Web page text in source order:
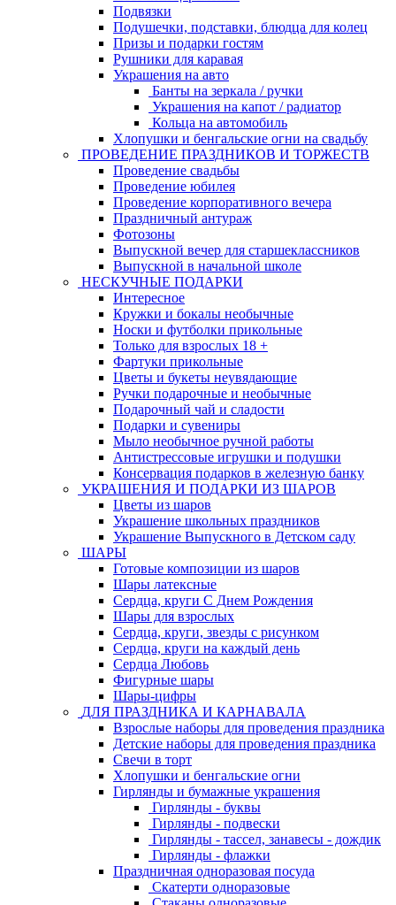
Подвязки
Подушечки, подставки, блюдца для колец
Призы и подарки гостям
Рушники для каравая
Украшения на авто
Банты на зеркала / ручки
Украшения на капот / радиатор
Кольца на автомобиль
Хлопушки и бенгальские огни на свадьбу
ПРОВЕДЕНИЕ ПРАЗДНИКОВ И ТОРЖЕСТВ
Проведение свадьбы
Проведение юбилея
Проведение корпоративного вечера
Праздничный антураж
Фотозоны
Выпускной вечер для старшеклассников
Выпускной в начальной школе
НЕСКУЧНЫЕ ПОДАРКИ
Интересное
Кружки и бокалы необычные
Носки и футболки прикольные
Только для взрослых 18 +
Фартуки прикольные
Цветы и букеты неувядающие
Ручки подарочные и необычные
Подарочный чай и сладости
Подарки и сувениры
Мыло необычное ручной работы
Антистрессовые игрушки и подушки
Консервация подарков в железную банку
УКРАШЕНИЯ И ПОДАРКИ ИЗ ШАРОВ
Цветы из шаров
Украшение школьных праздников
Украшение Выпускного в Детском саду
ШАРЫ
Готовые композиции из шаров
Шары латексные
Сердца, круги С Днем Рождения
Шары для взрослых
Сердца, круги, звезды с рисунком
Сердца, круги на каждый день
Сердца Любовь
Фигурные шары
Шары-цифры
ДЛЯ ПРАЗДНИКА И КАРНАВАЛА
Взрослые наборы для проведения праздника
Детские наборы для проведения праздника
Свечи в торт
Хлопушки и бенгальские огни
Гирлянды и бумажные украшения
Гирлянды - буквы
Гирлянды - подвески
Гирлянды - тассел, занавесы - дождик
Гирлянды - флажки
Праздничная одноразовая посуда
Скатерти одноразовые